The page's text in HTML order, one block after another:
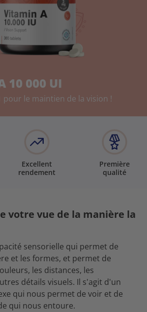
10 000 UI
pour le maintien de la vision !
Excellent
rendement
Première
qualité
votre vue de la manière la
sensorielle qui permet de
et les formes, et permet de
les distances, les
détails visuels. Il s'agit d'un
qui nous permet de voir et de
qui nous entoure.